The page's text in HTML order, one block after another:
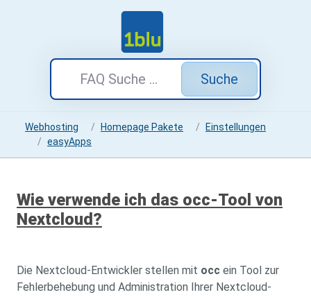
Suche
Webhosting Homepage Pakete
Einstellungen
easyApps
Wie verwende ich das occ-Tool von
Nextcloud?
Die Nextcloud-Entwickler stellen mit occ ein Tool zur
Fehlerbehebung und Administration Ihrer Nextcloud-